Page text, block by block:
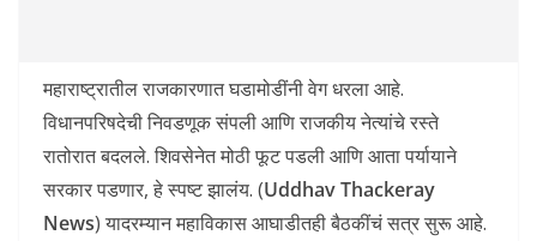
महाराष्ट्रातील राजकारणात घडामोडींनी वेग धरला आहे.
विधानपरिषदेची निवडणूक संपली आणि राजकीय नेत्यांचे रस्ते
रातोरात बदलले. शिवसेनेत मोठी फूट पडली आणि आता पर्यायाने
सरकार पडणार, हे स्पष्ट झालंय. (Uddhav Thackeray
News) यादरम्यान महाविकास आघाडीतही बैठकींचं सत्र सुरू आहे.